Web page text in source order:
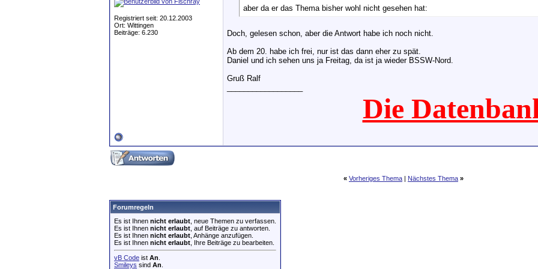
Registriert seit: 20.12.2003
Ort: Wittingen
Beiträge: 6.230
aber da er das Thema bisher wohl nicht gesehen hat:
Doch, gelesen schon, aber die Antwort habe ich noch nicht.
Ab dem 20. habe ich frei, nur ist das dann eher zu spät.
Daniel und ich sehen uns ja Freitag, da ist ja wieder BSSW-Nord.
Gruß Ralf
Die
« Vorheriges Thema | Nächstes Thema »
Forumregeln
Es ist Ihnen nicht erlaubt , neue Themen zu verfassen.
Es ist Ihnen nicht erlaubt , auf Beiträge zu antworten.
Es ist Ihnen nicht erlaubt , Anhänge anzufügen.
Es ist Ihnen nicht erlaubt , Ihre Beiträge zu bearbeiten.
vB Code ist An
Smileys sind An